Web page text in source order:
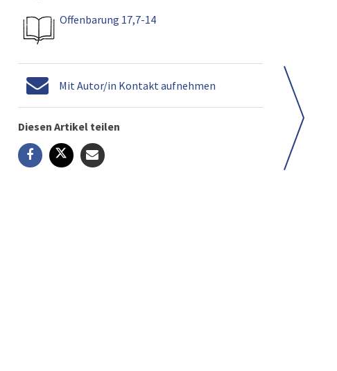
Offenbarung 17,7-14
Mit Autor/in Kontakt aufnehmen
Diesen Artikel teilen